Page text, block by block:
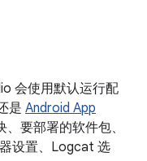
会使用默认运行配
是 Android App
要部署的软件包、
设置、Logcat 选